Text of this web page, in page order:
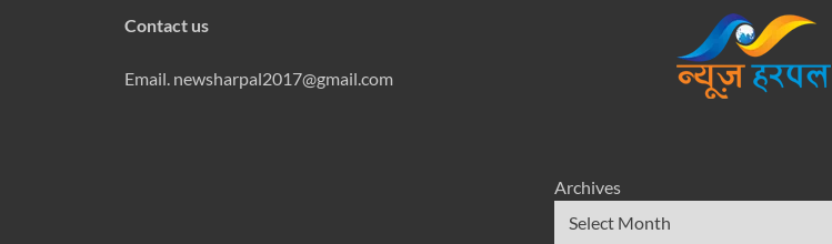
Contact us
Email. newsharpal2017@gmail.com
Archives